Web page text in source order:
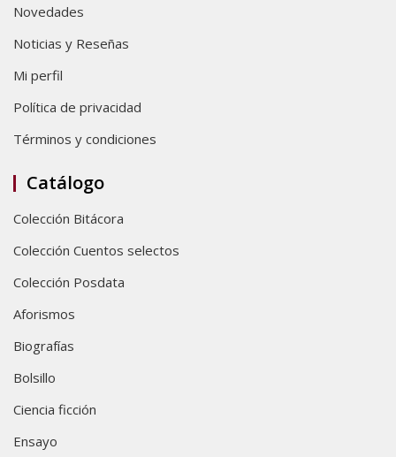
Novedades
Noticias y Reseñas
Mi perfil
Política de privacidad
Términos y condiciones
Catálogo
Colección Bitácora
Colección Cuentos selectos
Colección Posdata
Aforismos
Biografías
Bolsillo
Ciencia ficción
Ensayo